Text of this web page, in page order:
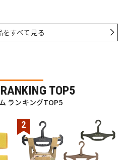
をすべて見る
TOP5
ランキングTOP5